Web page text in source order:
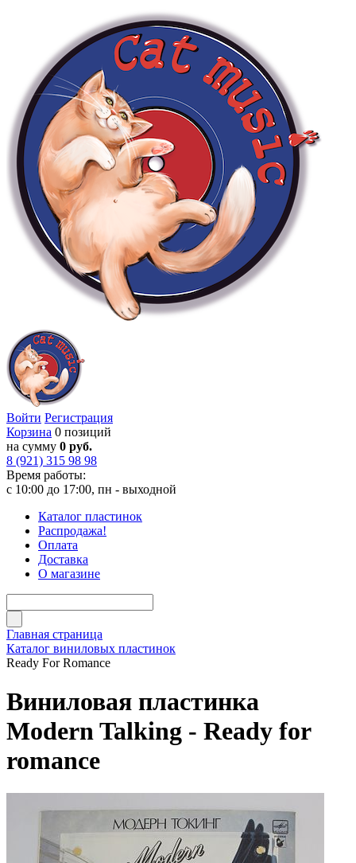
Войти Регистрация
Корзина 0 позиций
на сумму 0 руб.
8 (921) 315 98 98
Время работы:
с 10:00 до 17:00, пн - выходной
Каталог пластинок
Распродажа!
Оплата
Доставка
О магазине
Главная страница
Каталог виниловых пластинок
Ready For Romance
Виниловая пластинка
Modern Talking - Ready for
romance